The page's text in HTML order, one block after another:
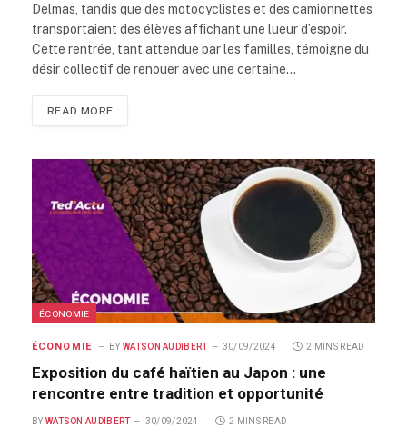
Delmas, tandis que des motocyclistes et des camionnettes
transportaient des élèves affichant une lueur d’espoir.
Cette rentrée, tant attendue par les familles, témoigne du
désir collectif de renouer avec une certaine…
READ MORE
ÉCONOMIE
ÉCONOMIE BY WATSON AUDIBERT 30/09/2024 2 MINS READ
Exposition du café haïtien au Japon : une
rencontre entre tradition et opportunité
BY WATSON AUDIBERT 30/09/2024 2 MINS READ